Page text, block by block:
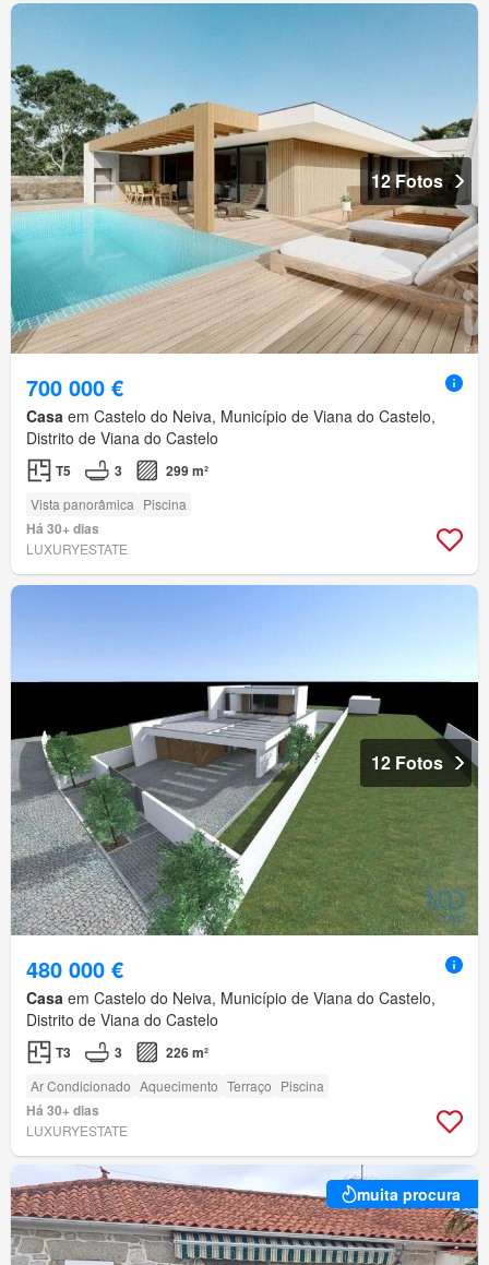
12 Fotos
700 000 €
Casa em Castelo do Neiva, Município de Viana do Castelo,
Distrito de Viana do Castelo
T5 3 299 m²
Vista panorâmica Piscina
Há 30+ dias
LUXURYESTATE
12 Fotos
480 000 €
Casa em Castelo do Neiva, Município de Viana do Castelo,
Distrito de Viana do Castelo
T3 3 226 m²
Ar Condicionado Aquecimento Terraço Piscina
Há 30+ dias
LUXURYESTATE
muita procura